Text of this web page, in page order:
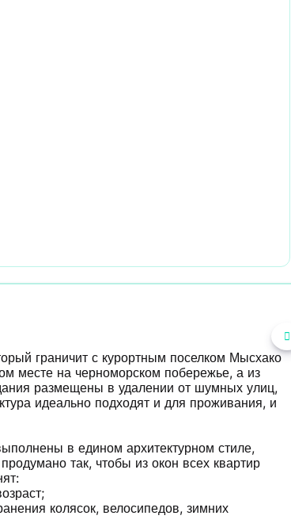
граничит с курортным поселком Мысхако
месте на черноморском побережье, а из
размещены в удалении от шумных улиц,
идеально подходят и для проживания, и
в едином архитектурном стиле,
так, чтобы из окон всех квартир
колясок, велосипедов, зимних